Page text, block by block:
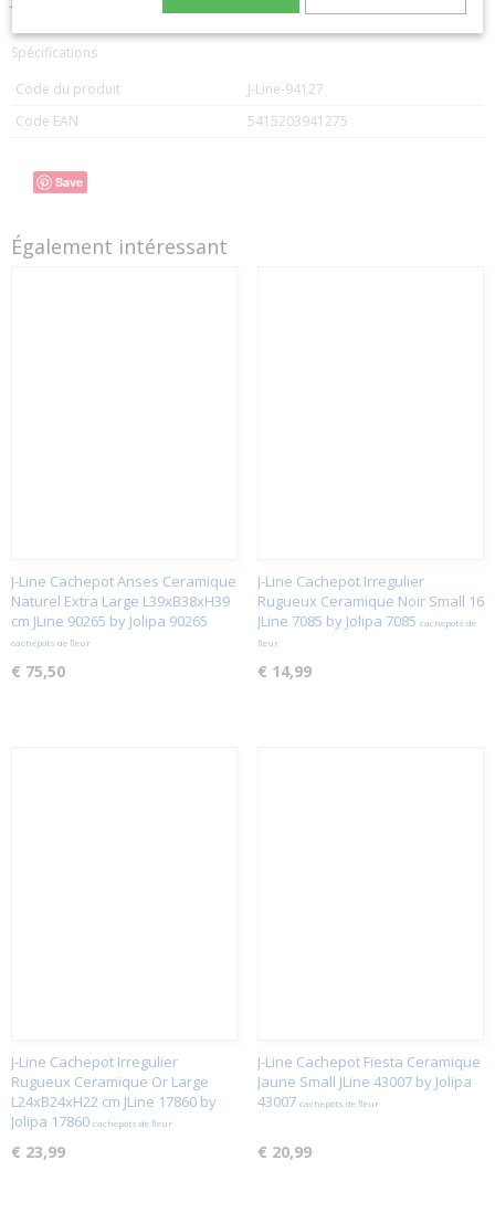
Spécifications
Code du produit
J-Line-94127
Code EAN
5415203941275
Save
Également intéressant
J-Line Cachepot Anses Ceramique
Naturel Extra Large L39xB38xH39
cm JLine 90265 by Jolipa 90265
cachepots de fleur
€ 75,50
J-Line Cachepot Irregulier
Rugueux Ceramique Noir Small 16
JLine 7085 by Jolipa 7085 cachepots de
fleur
€ 14,99
J-Line Cachepot Irregulier
Rugueux Ceramique Or Large
L24xB24xH22 cm JLine 17860 by
Jolipa 17860 cachepots de fleur
€ 23,99
J-Line Cachepot Fiesta Ceramique
Jaune Small JLine 43007 by Jolipa
43007 cachepots de fleur
€ 20,99